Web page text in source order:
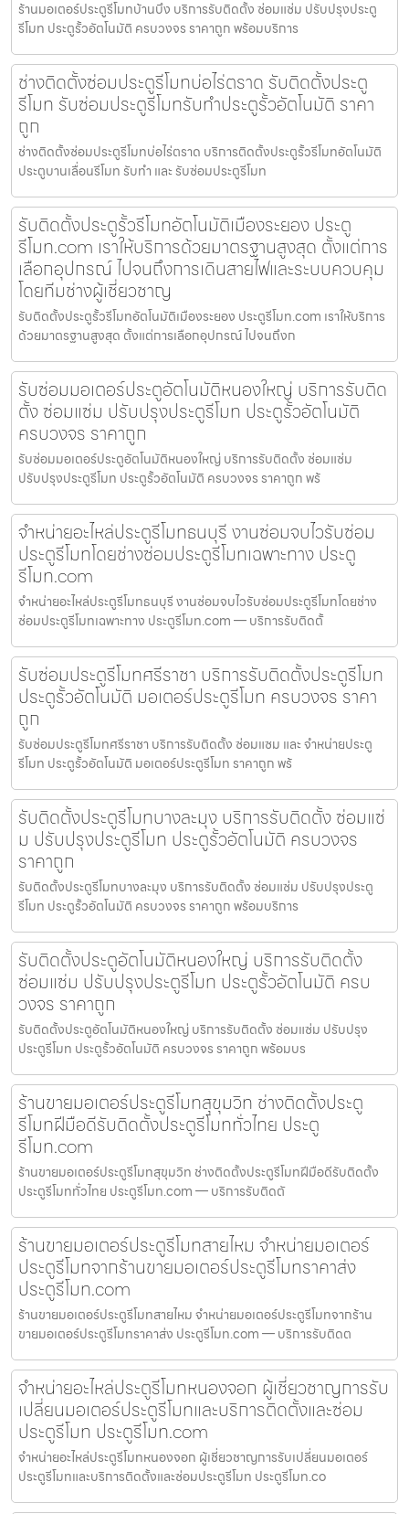
ร้านมอเตอร์ประตูรีโมทบ้านบึง บริการรับติดตั้ง ซ่อมแซ่ม ปรับปรุงประตู
รีโมท ประตูรั้วอัตโนมัติ ครบวงจร ราคาถูก พร้อมบริการ
ช่างติดตั้งซ่อมประตูรีโมทบ่อไร่ตราด รับติดตั้งประตู
รีโมท รับซ่อมประตูรีโมทรับทำประตูรั้วอัตโนมัติ ราคา
ถูก
ช่างติดตั้งซ่อมประตูรีโมทบ่อไร่ตราด บริการติดตั้งประตูรั้วรีโมทอัตโนมัติ
ประตูบานเลื่อนรีโมท รับทำ และ รับซ่อมประตูรีโมท
รับติดตั้งประตูรั้วรีโมทอัตโนมัติเมืองระยอง ประตู
รีโมท.com เราให้บริการด้วยมาตรฐานสูงสุด ตั้งแต่การ
เลือกอุปกรณ์ ไปจนถึงการเดินสายไฟและระบบควบคุม
โดยทีมช่างผู้เชี่ยวชาญ
รับติดตั้งประตูรั้วรีโมทอัตโนมัติเมืองระยอง ประตูรีโมท.com เราให้บริการ
ด้วยมาตรฐานสูงสุด ตั้งแต่การเลือกอุปกรณ์ ไปจนถึงก
รับซ่อมมอเตอร์ประตูอัตโนมัติหนองใหญ่ บริการรับติด
ตั้ง ซ่อมแซ่ม ปรับปรุงประตูรีโมท ประตูรั้วอัตโนมัติ
ครบวงจร ราคาถูก
รับซ่อมมอเตอร์ประตูอัตโนมัติหนองใหญ่ บริการรับติดตั้ง ซ่อมแซ่ม
ปรับปรุงประตูรีโมท ประตูรั้วอัตโนมัติ ครบวงจร ราคาถูก พร้
จำหน่ายอะไหล่ประตูรีโมทธนบุรี งานซ่อมจบไวรับซ่อม
ประตูรีโมทโดยช่างซ่อมประตูรีโมทเฉพาะทาง ประตู
รีโมท.com
จำหน่ายอะไหล่ประตูรีโมทธนบุรี งานซ่อมจบไวรับซ่อมประตูรีโมทโดยช่าง
ซ่อมประตูรีโมทเฉพาะทาง ประตูรีโมท.com — บริการรับติดตั้
รับซ่อมประตูรีโมทศรีราชา บริการรับติดตั้งประตูรีโมท
ประตูรั้วอัตโนมัติ มอเตอร์ประตูรีโมท ครบวงจร ราคา
ถูก
รับซ่อมประตูรีโมทศรีราชา บริการรับติดตั้ง ซ่อมแซม และ จำหน่ายประตู
รีโมท ประตูรั้วอัตโนมัติ มอเตอร์ประตูรีโมท ราคาถูก พร้
รับติดตั้งประตูรีโมทบางละมุง บริการรับติดตั้ง ซ่อมแซ่
ม ปรับปรุงประตูรีโมท ประตูรั้วอัตโนมัติ ครบวงจร
ราคาถูก
รับติดตั้งประตูรีโมทบางละมุง บริการรับติดตั้ง ซ่อมแซ่ม ปรับปรุงประตู
รีโมท ประตูรั้วอัตโนมัติ ครบวงจร ราคาถูก พร้อมบริการ
รับติดตั้งประตูอัตโนมัติหนองใหญ่ บริการรับติดตั้ง
ซ่อมแซ่ม ปรับปรุงประตูรีโมท ประตูรั้วอัตโนมัติ ครบ
วงจร ราคาถูก
รับติดตั้งประตูอัตโนมัติหนองใหญ่ บริการรับติดตั้ง ซ่อมแซ่ม ปรับปรุง
ประตูรีโมท ประตูรั้วอัตโนมัติ ครบวงจร ราคาถูก พร้อมบร
ร้านขายมอเตอร์ประตูรีโมทสุขุมวิท ช่างติดตั้งประตู
รีโมทฝีมือดีรับติดตั้งประตูรีโมททั่วไทย ประตู
รีโมท.com
ร้านขายมอเตอร์ประตูรีโมทสุขุมวิท ช่างติดตั้งประตูรีโมทฝีมือดีรับติดตั้ง
ประตูรีโมททั่วไทย ประตูรีโมท.com — บริการรับติดตั
ร้านขายมอเตอร์ประตูรีโมทสายไหม จำหน่ายมอเตอร์
ประตูรีโมทจากร้านขายมอเตอร์ประตูรีโมทราคาส่ง
ประตูรีโมท.com
ร้านขายมอเตอร์ประตูรีโมทสายไหม จำหน่ายมอเตอร์ประตูรีโมทจากร้าน
ขายมอเตอร์ประตูรีโมทราคาส่ง ประตูรีโมท.com — บริการรับติดต
จำหน่ายอะไหล่ประตูรีโมทหนองจอก ผู้เชี่ยวชาญการรับ
เปลี่ยนมอเตอร์ประตูรีโมทและบริการติดตั้งและซ่อม
ประตูรีโมท ประตูรีโมท.com
จำหน่ายอะไหล่ประตูรีโมทหนองจอก ผู้เชี่ยวชาญการรับเปลี่ยนมอเตอร์
ประตูรีโมทและบริการติดตั้งและซ่อมประตูรีโมท ประตูรีโมท.co